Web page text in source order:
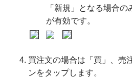
「新規」となる場合
が有効です。
買注文の場合は「買」、売
ンをタップします。